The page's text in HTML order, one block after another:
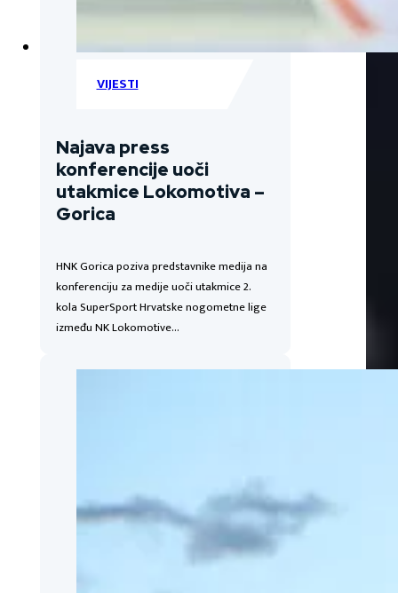
VIJESTI
Najava press
konferencije uoči
utakmice Lokomotiva –
Gorica
HNK Gorica poziva predstavnike medija na
konferenciju za medije uoči utakmice 2.
kola SuperSport Hrvatske nogometne lige
između NK Lokomotive…